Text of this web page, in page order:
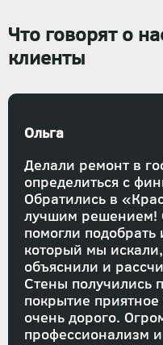
Что говорят о
клиенты
Делали ремонт в
определиться с
Обратились в
лучшим решением!
помогли
который мы
объяснили и
Стены получились
покрытие
очень дорого.
профессионализм
Ольга